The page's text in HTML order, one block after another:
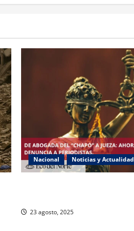
Nacional Noticias y Actualidad
23 agosto, 2025